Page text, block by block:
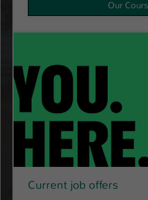
Our
Current job offers
Einstellungen.
generierte ID,
Name
Anbieter TYPO3
1 Woche
Dieses Cookie
Cookie von